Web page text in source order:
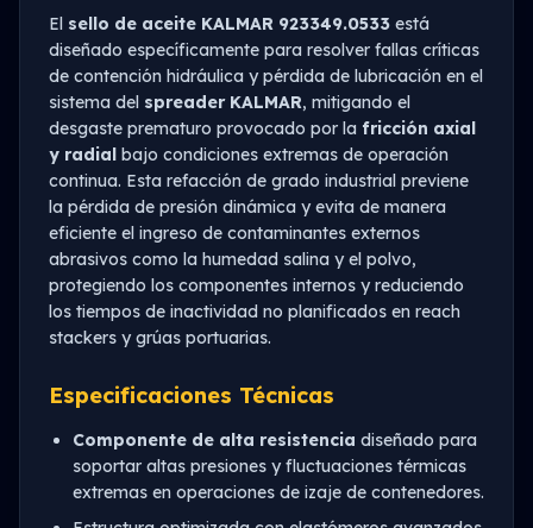
El sello de aceite KALMAR 923349.0533 está
diseñado específicamente para resolver fallas críticas
de contención hidráulica y pérdida de lubricación en el
sistema del spreader KALMAR, mitigando el
desgaste prematuro provocado por la fricción axial
y radial bajo condiciones extremas de operación
continua. Esta refacción de grado industrial previene
la pérdida de presión dinámica y evita de manera
eficiente el ingreso de contaminantes externos
abrasivos como la humedad salina y el polvo,
protegiendo los componentes internos y reduciendo
los tiempos de inactividad no planificados en reach
stackers y grúas portuarias.
Especificaciones Técnicas
Componente de alta resistencia diseñado para
soportar altas presiones y fluctuaciones térmicas
extremas en operaciones de izaje de contenedores.